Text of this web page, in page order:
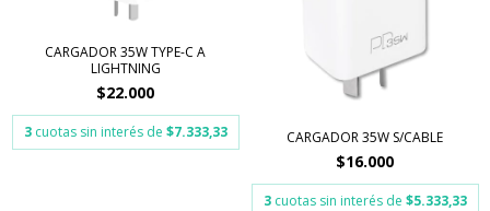
CARGADOR 35W TYPE-C A
LIGHTNING
$22.000
3 cuotas sin interés de $7.333,33 CARGADOR 35W S/CABLE
$16.000
3 cuotas sin interés de $5.333,33